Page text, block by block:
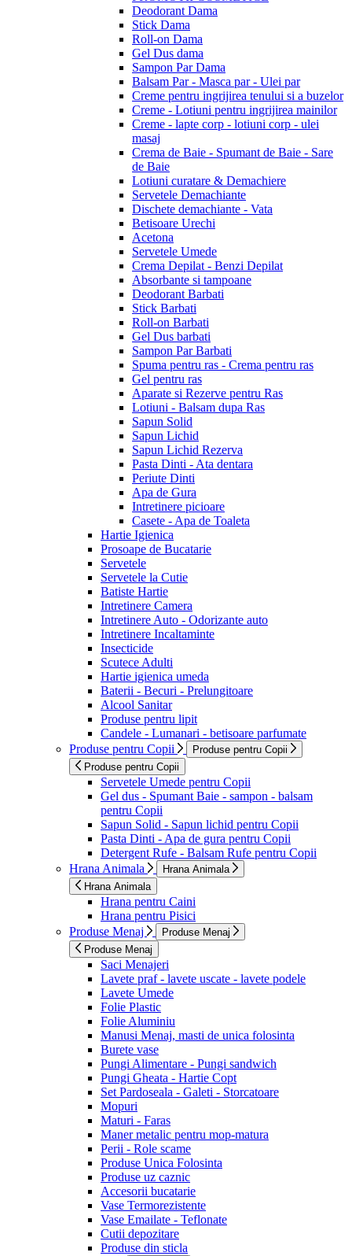
Deodorant Dama
Stick Dama
Roll-on Dama
Gel Dus dama
Sampon Par Dama
Balsam Par - Masca par - Ulei par
Creme pentru ingrijirea tenului si a buzelor
Creme - Lotiuni pentru ingrijirea mainilor
Creme - lapte corp - lotiuni corp - ulei
masaj
Crema de Baie - Spumant de Baie - Sare
de Baie
Lotiuni curatare & Demachiere
Servetele Demachiante
Dischete demachiante - Vata
Betisoare Urechi
Acetona
Servetele Umede
Crema Depilat - Benzi Depilat
Absorbante si tampoane
Deodorant Barbati
Stick Barbati
Roll-on Barbati
Gel Dus barbati
Sampon Par Barbati
Spuma pentru ras - Crema pentru ras
Gel pentru ras
Aparate si Rezerve pentru Ras
Lotiuni - Balsam dupa Ras
Sapun Solid
Sapun Lichid
Sapun Lichid Rezerva
Pasta Dinti - Ata dentara
Periute Dinti
Apa de Gura
Intretinere picioare
Casete - Apa de Toaleta
Hartie Igienica
Prosoape de Bucatarie
Servetele
Servetele la Cutie
Batiste Hartie
Intretinere Camera
Intretinere Auto - Odorizante auto
Intretinere Incaltaminte
Insecticide
Scutece Adulti
Hartie igienica umeda
Baterii - Becuri - Prelungitoare
Alcool Sanitar
Produse pentru lipit
Candele - Lumanari - betisoare parfumate
Produse pentru Copii
Produse pentru Copii
Produse pentru Copii
Servetele Umede pentru Copii
Gel dus - Spumant Baie - sampon - balsam
pentru Copii
Sapun Solid - Sapun lichid pentru Copii
Pasta Dinti - Apa de gura pentru Copii
Detergent Rufe - Balsam Rufe pentru Copii
Hrana Animala
Hrana Animala
Hrana Animala
Hrana pentru Caini
Hrana pentru Pisici
Produse Menaj
Produse Menaj
Produse Menaj
Saci Menajeri
Lavete praf - lavete uscate - lavete podele
Lavete Umede
Folie Plastic
Folie Aluminiu
Manusi Menaj, masti de unica folosinta
Burete vase
Pungi Alimentare - Pungi sandwich
Pungi Gheata - Hartie Copt
Set Pardoseala - Galeti - Storcatoare
Mopuri
Maturi - Faras
Maner metalic pentru mop-matura
Perii - Role scame
Produse Unica Folosinta
Produse uz caznic
Accesorii bucatarie
Vase Termorezistente
Vase Emailate - Teflonate
Cutii depozitare
Produse din sticla